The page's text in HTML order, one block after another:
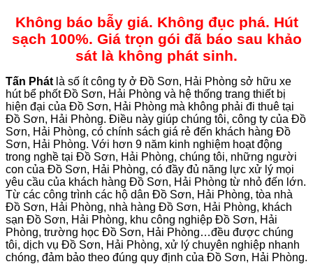
Không báo bẫy giá. Không đục phá. Hút
sạch 100%. Giá trọn gói đã báo sau khảo
sát là không phát sinh.
Tấn Phát là số ít công ty ở Đồ Sơn, Hải Phòng sở hữu xe
hút bể phốt Đồ Sơn, Hải Phòng và hệ thống trang thiết bị
hiện đại của Đồ Sơn, Hải Phòng mà không phải đi thuê tại
Đồ Sơn, Hải Phòng. Điều này giúp chúng tôi, công ty của Đồ
Sơn, Hải Phòng, có chính sách giá rẻ đến khách hàng Đồ
Sơn, Hải Phòng. Với hơn 9 năm kinh nghiệm hoạt động
trong nghề tại Đồ Sơn, Hải Phòng, chúng tôi, những người
con của Đồ Sơn, Hải Phòng, có đầy đủ năng lực xử lý mọi
yêu cầu của khách hàng Đồ Sơn, Hải Phòng từ nhỏ đến lớn.
Từ các công trình các hộ dân Đồ Sơn, Hải Phòng, tòa nhà
Đồ Sơn, Hải Phòng, nhà hàng Đồ Sơn, Hải Phòng, khách
sạn Đồ Sơn, Hải Phòng, khu công nghiệp Đồ Sơn, Hải
Phòng, trường học Đồ Sơn, Hải Phòng…đều được chúng
tôi, dịch vụ Đồ Sơn, Hải Phòng, xử lý chuyên nghiệp nhanh
chóng, đảm bảo theo đúng quy định của Đồ Sơn, Hải Phòng.